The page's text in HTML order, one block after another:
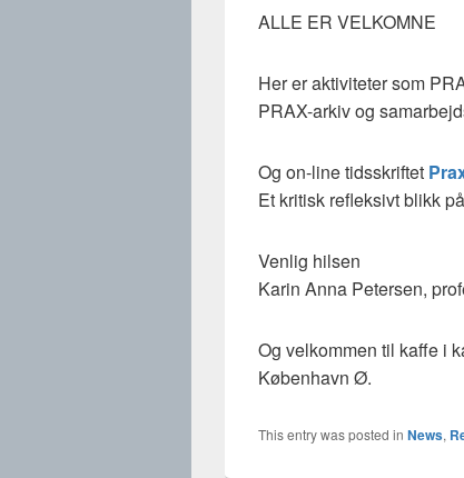
ALLE ER VELKOMNE
Her er aktiviteter som
PRAX-arkiv og
Og on-line tidsskriftet
Et kritisk refleksivt blikk
Venlig hilsen
Karin Anna Petersen,
Og velkommen til kaffe i
København Ø.
This entry was posted in News,